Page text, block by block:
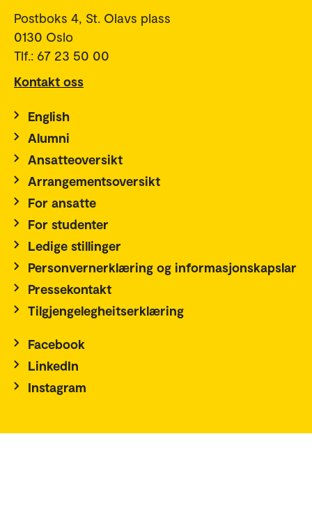
Postboks 4, St. Olavs plass
0130 Oslo
Tlf.: 67 23 50 00
Kontakt oss
English
Alumni
Ansatteoversikt
Arrangementsoversikt
For ansatte
For studenter
Ledige stillinger
Personvernerklæring og informasjonskapslar
Pressekontakt
Tilgjengelegheitserklæring
Facebook
LinkedIn
Instagram